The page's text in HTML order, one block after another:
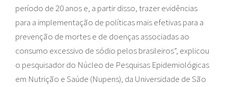
período de 20 anos e, a partir disso, trazer evidências
para a implementação de políticas mais efetivas para a
prevenção de mortes e de doenças associadas ao
consumo excessivo de sódio pelos brasileiros”, explicou
o pesquisador do Núcleo de Pesquisas Epidemiológicas
em Nutrição e Saúde (Nupens), da Universidade de São